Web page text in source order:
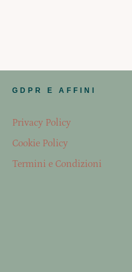
GDPR E AFFINI
Privacy Policy
Cookie Policy
Termini e Condizioni